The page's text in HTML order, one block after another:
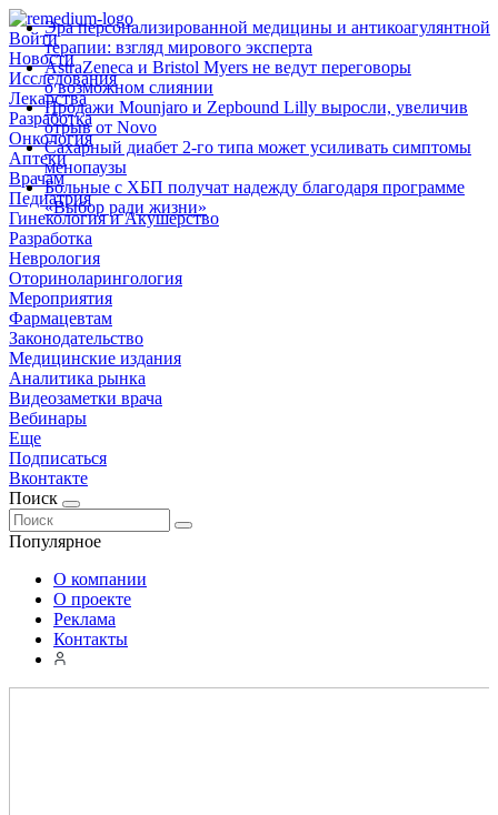
Войти
Новости
Исследования
Лекарства
Разработка
Онкология
Аптеки
Врачам
Педиатрия
Гинекология и Акушерство
Разработка
Неврология
Оториноларингология
Мероприятия
Фармацевтам
Законодательство
Медицинские издания
Аналитика рынка
Видеозаметки врача
Вебинары
Еще
Подписаться
Вконтакте
Поиск
Популярное
Эра персонализированной медицины и антикоагулянтной
терапии: взгляд мирового эксперта
AstraZeneca и Bristol Myers не ведут переговоры
о возможном слиянии
Продажи Mounjaro и Zepbound Lilly выросли, увеличив
отрыв от Novo
Сахарный диабет 2‑го типа может усиливать симптомы
менопаузы
Больные с ХБП получат надежду благодаря программе
«Выбор ради жизни»
О компании
О проекте
Реклама
Контакты